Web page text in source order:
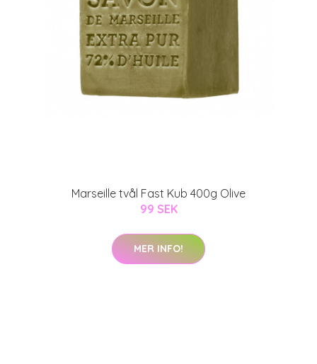
Marseille tvål Fast Kub 400g Olive
99 SEK
MER INFO!